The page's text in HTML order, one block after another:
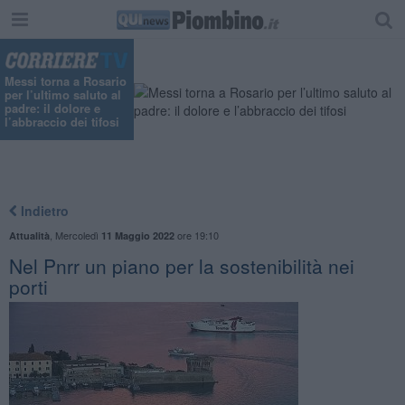
Messi torna a Rosario
per l’ultimo saluto al
padre: il dolore e
l’abbraccio dei tifosi
Indietro
Attualità Mercoledì 11 Maggio 2022ore 19:10
Nel Pnrr un piano per la sostenibilità nei
porti